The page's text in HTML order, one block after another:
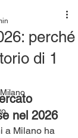
perché
di 1
nel 2026
a Milano ha